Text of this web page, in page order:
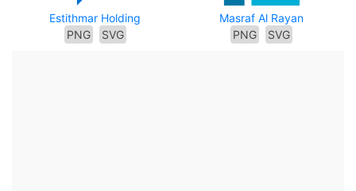
Estithmar Holding
PNG
SVG
Masraf Al Rayan
PNG
SVG